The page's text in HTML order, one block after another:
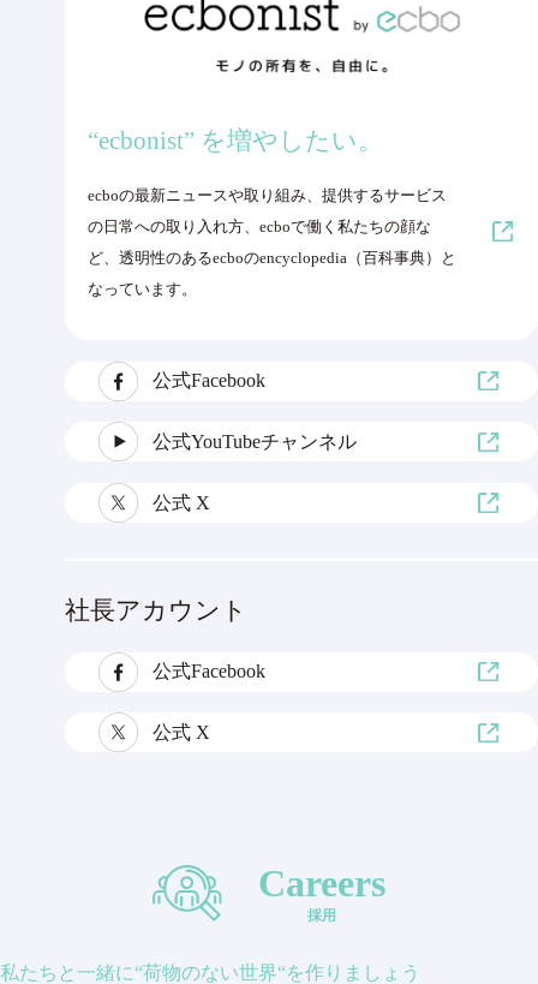
“ecbonist” を増やしたい。
ecboの最新ニュースや取り組み、提供するサービス
の日常への取り入れ方、ecboで働く私たちの顔な
ど、透明性のあるecboのencyclopedia（百科事典）と
なっています。
公式Facebook
公式YouTubeチャンネル
公式 X
社長アカウント
公式Facebook
公式 X
Careers
採用
私たちと一緒に“荷物のない世界“を作りましょう